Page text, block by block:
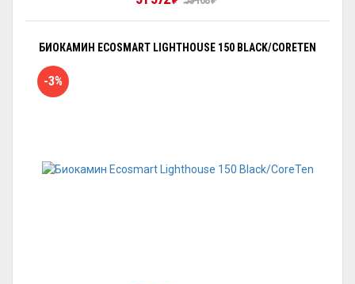
БИОКАМИН ECOSMART LIGHTHOUSE 150 BLACK/CORETEN
-3%